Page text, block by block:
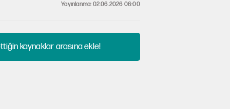
Yayınlanma: 02.06.2026 06:00
kaynaklar arasına ekle!